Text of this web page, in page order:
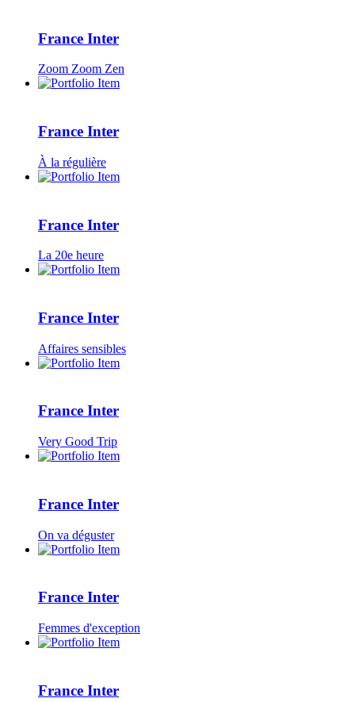
France Inter
Zoom Zoom Zen
France Inter
À la régulière
France Inter
La 20e heure
France Inter
Affaires sensibles
France Inter
Very Good Trip
France Inter
On va déguster
France Inter
Femmes d'exception
France Inter